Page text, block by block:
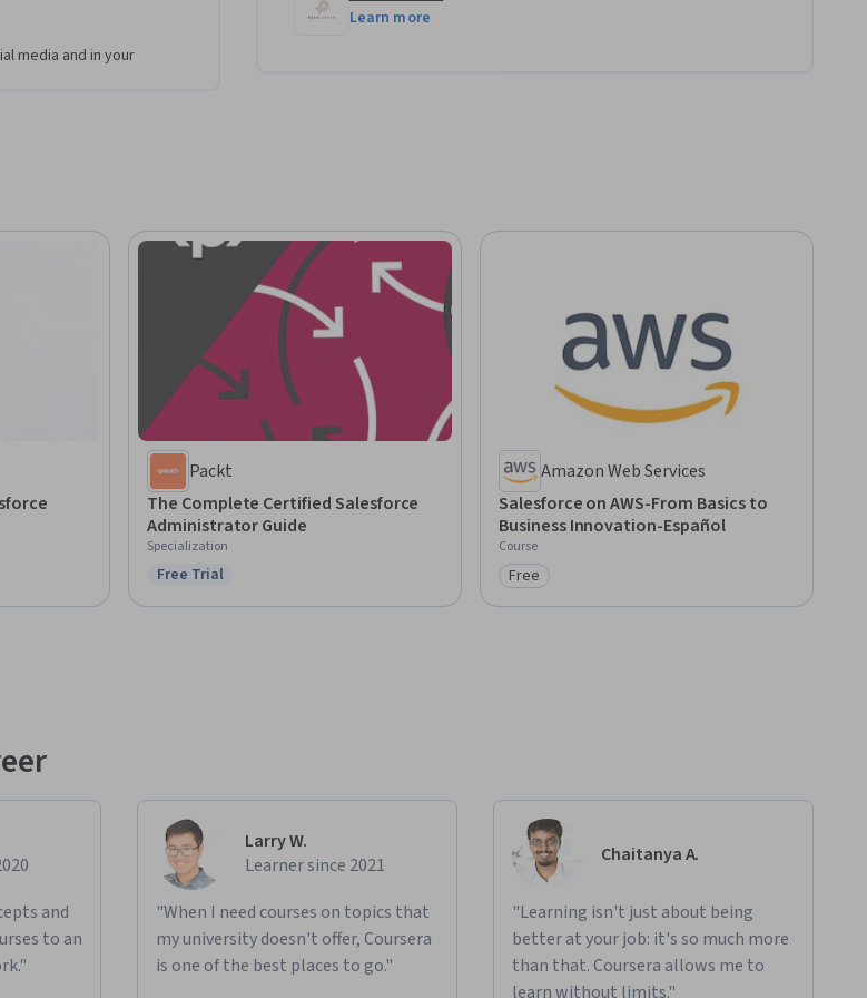
media and in your
Learn more
Packt
The Complete Certified Salesforce
Administrator Guide
Specialization
Status: Free Trial
Free Trial
Amazon Web Services
Salesforce on AWS-From Basics to
Business Innovation-Español
Course
Category: Free
Free
and
to an
Larry W.
Learner since 2021
"When I need courses on topics that
my university doesn't offer, Coursera
is one of the best places to go."
Chaitanya A.
"Learning isn't just about being
better at your job: it's so much more
than that. Coursera allows me to
learn without limits."